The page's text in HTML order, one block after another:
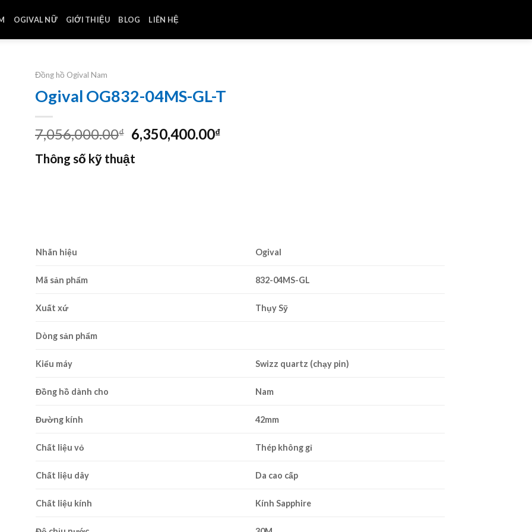
OGIVAL NỮ GIỚI THIỆU BLOG LIÊN HỆ
Đồng hồ Ogival Nam
Ogival OG832-04MS-GL-T
7,056,000.00₫ Giá
gốc
là:
6,350,400.00₫Giá
Thông số kỹ thuật
Nhãn hiệu Ogival
Mã sản phẩm 832-04MS-GL
Xuất xứ Thụy Sỹ
Dòng sản phẩm
Kiểu máy Swizz quartz (chạy pin)
Đồng hồ dành cho Nam
Đường kính 42mm
Chất liệu vỏ Thép không gỉ
Chất liệu dây Da cao cấp
Chất liệu kính KínhSapphire